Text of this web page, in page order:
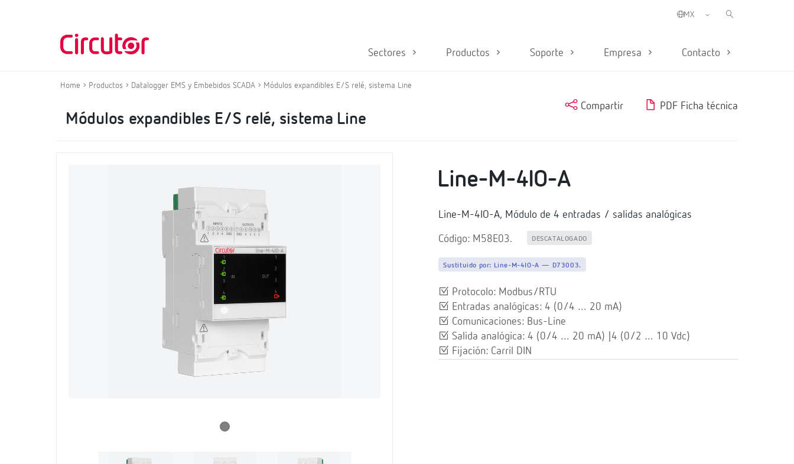
Sectores Productos Soporte Empresa Contacto
Home Productos Datalogger EMS y Embebidos SCADA Módulos expandibles E/S relé, sistema Line
Módulos expandibles E/S relé, sistema Line
Compartir PDF Ficha técnica
Line-M-4IO-A
Line-M-4IO-A, Módulo de 4 entradas / salidas analógicas
Código: M58E03. DESCATALOGADO
Sustituido por: Line-M-4IO-A — D73003.
Protocolo: Modbus/RTU
Entradas analógicas: 4 (0/4 … 20 mA)
Comunicaciones: Bus-Line
Salida analógica: 4 (0/4 … 20 mA) |4 (0/2 … 10 Vdc)
Fijación: Carril DIN